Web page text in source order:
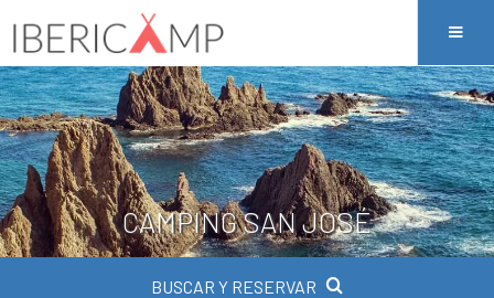
CAMPING SAN JOSÉ
BUSCAR Y RESERVAR